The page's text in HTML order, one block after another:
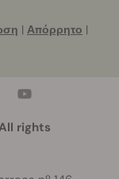
| Απόρρητο |
rights